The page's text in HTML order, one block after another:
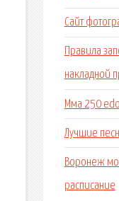
Сайт
Правила
накладной
Мма 250
Лучшие
Воронеж
расписание